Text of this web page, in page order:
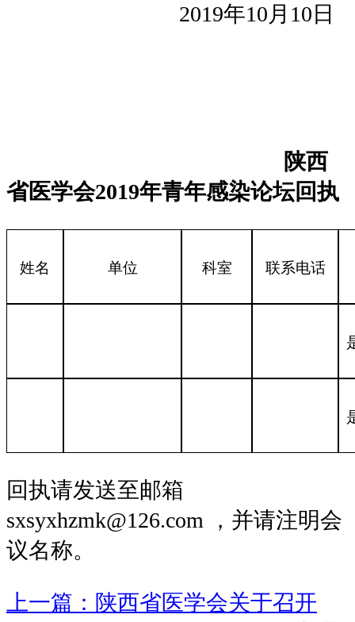
2019年10月10日
陕西
省医学会2019年青年感染论坛回执
姓名 单位 科室 联系电话
回执请发送至邮箱
sxsyxhzmk@126.com ，并请注明会
议名称。
上一篇：陕西省医学会关于召开